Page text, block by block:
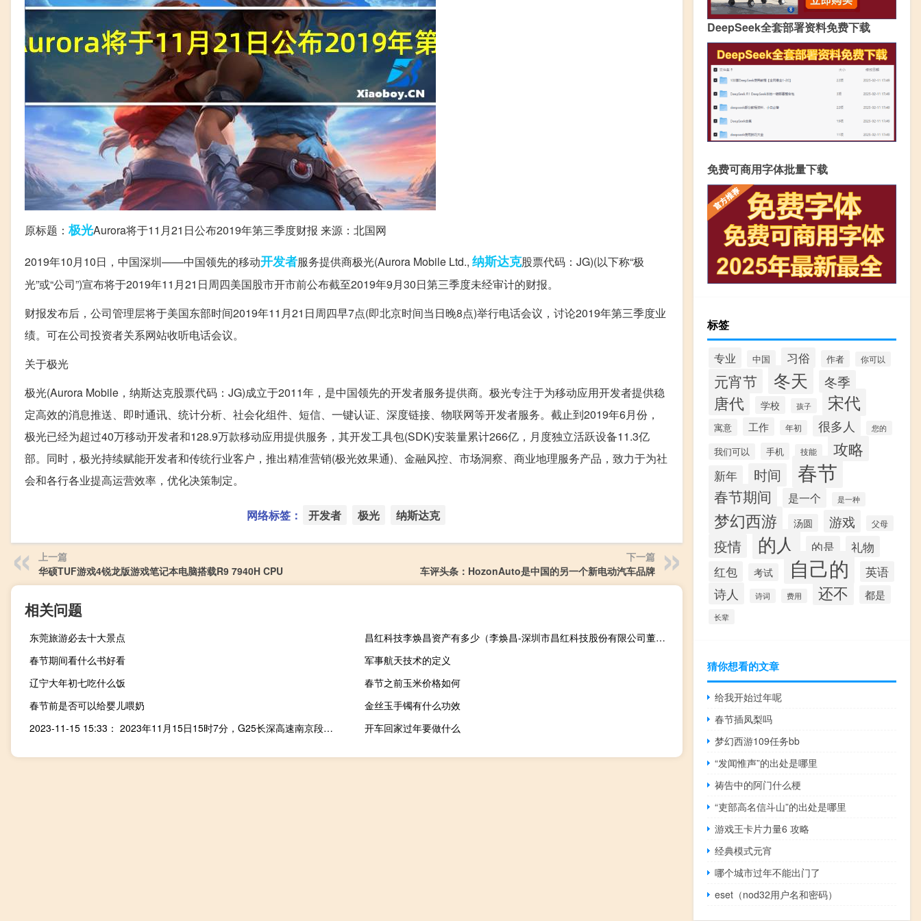
原标题：极光Aurora将于11月21日公布2019年第三季度财报 来源：北国网
2019年10月10日，中国深圳——中国领先的移动开发者服务提供商极光(Aurora Mobile Ltd., 纳斯达克股票代码：JG)(以下称“极
光”或“公司”)宣布将于2019年11月21日周四美国股市开市前公布截至2019年9月30日第三季度未经审计的财报。
财报发布后，公司管理层将于美国东部时间2019年11月21日周四早7点(即北京时间当日晚8点)举行电话会议，讨论2019年第三季度业
绩。可在公司投资者关系网站收听电话会议。
关于极光
极光(Aurora Mobile，纳斯达克股票代码：JG)成立于2011年，是中国领先的开发者服务提供商。极光专注于为移动应用开发者提供稳
定高效的消息推送、即时通讯、统计分析、社会化组件、短信、一键认证、深度链接、物联网等开发者服务。截止到2019年6月份，
极光已经为超过40万移动开发者和128.9万款移动应用提供服务，其开发工具包(SDK)安装量累计266亿，月度独立活跃设备11.3亿
部。同时，极光持续赋能开发者和传统行业客户，推出精准营销(极光效果通)、金融风控、市场洞察、商业地理服务产品，致力于为社
会和各行各业提高运营效率，优化决策制定。
网络标签： 开发者 极光 纳斯达克
上一篇
华硕TUF游戏4锐龙版游戏笔记本电脑搭载R9 7940H CPU
下一篇
车评头条：HozonAuto是中国的另一个新电动汽车品牌
相关问题
东莞旅游必去十大景点
昌红科技李焕昌资产有多少（李焕昌-深圳市昌红科技股份有限公司董事长介绍）
春节期间看什么书好看
军事航天技术的定义
辽宁大年初七吃什么饭
春节之前玉米价格如何
春节前是否可以给婴儿喂奶
金丝玉手镯有什么功效
2023-11-15 15:33： 2023年11月15日15时7分，G25长深高速南京段由杭州往连云港方向1969K至1949K程桥枢纽至竹镇附近施工结束。2023年11月15日15时13分，S22盐蚌高速淮安段由盱眙往盐城方向12K东阳收费站出口施工结束。 ​​​
开车回家过年要做什么
DeepSeek全套部署资料免费下载
免费可商用字体批量下载
标签
专业 中国 习俗 作者 你可以
元宵节 冬天 冬季
唐代 学校 孩子 宋代
寓意 工作 年初 很多人 您的
我们可以 手机 技能 攻略
新年 时间 春节
春节期间 是一个 是一种
梦幻西游 汤圆 游戏 父母
疫情 的人 的是 礼物
红包 考试 自己的 英语
诗人 诗词 费用 还不 都是
长辈
猜你想看的文章
给我开始过年呢
春节插凤梨吗
梦幻西游109任务bb
“发闻惟声”的出处是哪里
祷告中的阿门什么梗
“吏部高名信斗山”的出处是哪里
游戏王卡片力量6 攻略
经典模式元宵
哪个城市过年不能出门了
eset（nod32用户名和密码）